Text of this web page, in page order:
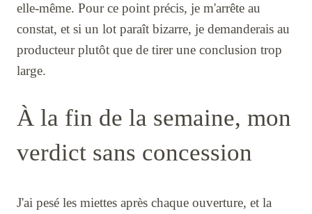
elle-même. Pour ce point précis, je m'arrête au
constat, et si un lot paraît bizarre, je demanderais au
producteur plutôt que de tirer une conclusion trop
large.
À la fin de la semaine, mon
verdict sans concession
J'ai pesé les miettes après chaque ouverture, et la